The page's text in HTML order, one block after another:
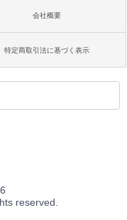
会社概要
特定商取引法に基づく表示
reserved.